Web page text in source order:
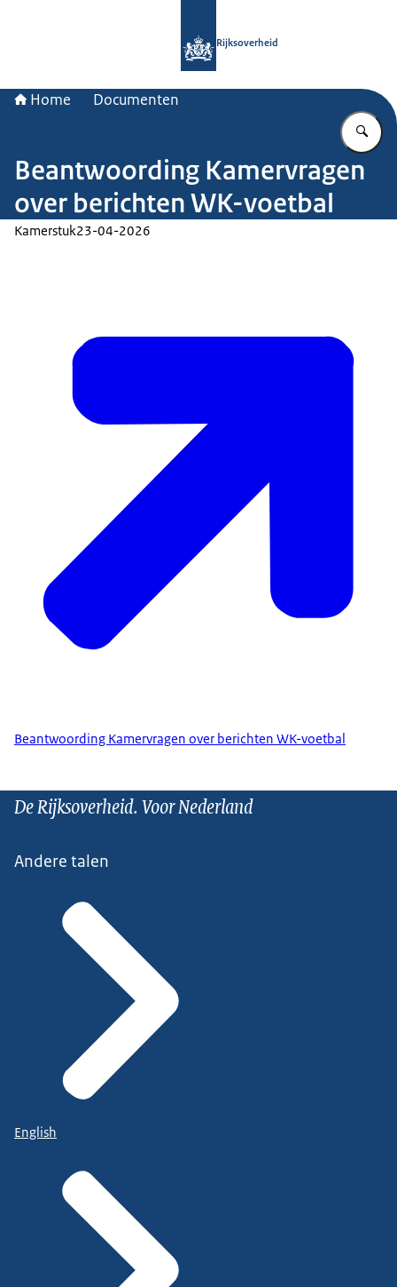
Rijksoverheid
Home Documenten
Beantwoording Kamervragen
over berichten WK-voetbal
Kamerstuk23-04-2026
Beantwoording Kamervragen over berichten WK-voetbal
De Rijksoverheid. Voor Nederland
Andere talen
English